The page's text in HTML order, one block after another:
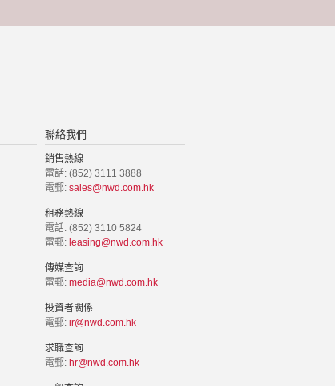
聯絡我們
銷售熱線
電話: (852) 3111 3888
電郵: sales@nwd.com.hk
租務熱線
電話: (852) 3110 5824
電郵: leasing@nwd.com.hk
傳媒查詢
電郵: media@nwd.com.hk
投資者關係
電郵: ir@nwd.com.hk
求職查詢
電郵: hr@nwd.com.hk